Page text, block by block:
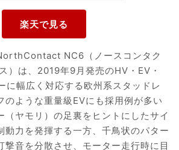
NC6（ノースコンタク
）は、2019年9月発売のHV・EV・
に幅広く対応する欧州系スタッドレ
のような重量級EVにも採用例が多い
（ヤモリ）の足裏をヒントにしたサイ
動力を発揮する一方、千鳥状のパター
撃音を分散させ、モーター走行時に目